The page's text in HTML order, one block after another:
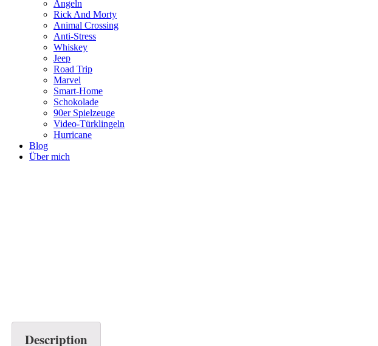
Angeln
Rick And Morty
Animal Crossing
Anti-Stress
Whiskey
Jeep
Road Trip
Marvel
Smart-Home
Schokolade
90er Spielzeuge
Video-Türklingeln
Hurricane
Blog
Über mich
Description